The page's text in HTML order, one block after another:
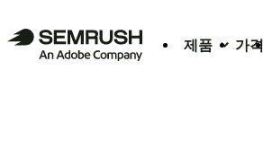
제품 가격